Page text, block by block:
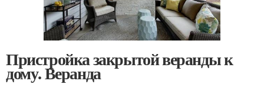
Пристройка закрытой веранды к
дому. Веранда